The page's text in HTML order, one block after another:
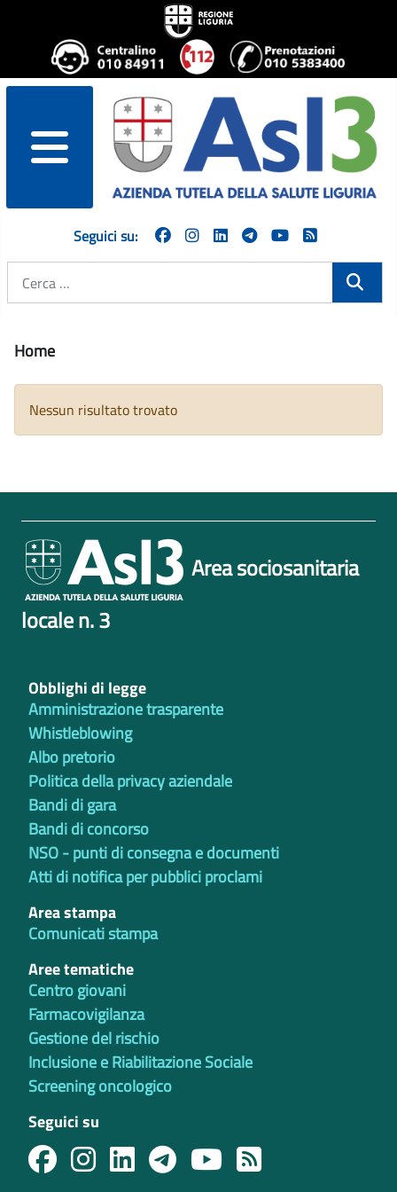
menu
Seguici su:
Home
Nessun risultato trovato
Area sociosanitaria
locale n. 3
Obblighi di legge
Amministrazione trasparente
Whistleblowing
Albo pretorio
Politica della privacy aziendale
Bandi di gara
Bandi di concorso
NSO - punti di consegna e documenti
Atti di notifica per pubblici proclami
Area stampa
Comunicati stampa
Aree tematiche
Centro giovani
Farmacovigilanza
Gestione del rischio
Inclusione e Riabilitazione Sociale
Screening oncologico
Seguici su